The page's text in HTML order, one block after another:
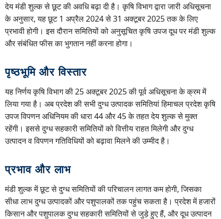
देय मंडी शुल्क से छूट की अवधि बढ़ा दी है। कृषि विभाग द्वारा जारी अधिसूचना
के अनुसार, यह छूट 1 अप्रैल 2024 से 31 अक्टूबर 2025 तक के लिए
प्रभावी होगी। इस दौरान समितियों को अनुसूचित कृषि उपज दूध पर मंडी शुल्क
और संबंधित फीस का भुगतान नहीं करना होगा।
पृष्ठभूमि और विस्तार
यह निर्णय कृषि विभाग की 25 अक्टूबर 2025 की पूर्व अधिसूचना के क्रम में
लिया गया है। अब प्रदेश की सभी दुग्ध उत्पादक समितियां हिमाचल प्रदेश कृषि
उपज विपणन अधिनियम की धारा 44 और 45 के तहत देय शुल्क से मुक्त
रहेंगी। इससे दुग्ध सहकारी समितियों को वित्तीय राहत मिलेगी और दुग्ध
उत्पादन व विपणन गतिविधियों को बढ़ावा मिलने की उम्मीद है।
प्रभाव और लाभ
मंडी शुल्क में छूट से दुग्ध समितियों की परिचालन लागत कम होगी, जिसका
सीधा लाभ दुग्ध उत्पादकों और पशुपालकों तक पहुंच सकता है। प्रदेश में हजारों
किसान और पशुपालक दुग्ध सहकारी समितियों से जुड़े हुए हैं, और दूध उत्पादन